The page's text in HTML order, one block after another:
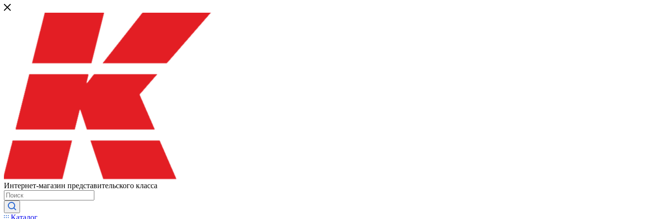
Интернет-магазин представительского класса
Каталог